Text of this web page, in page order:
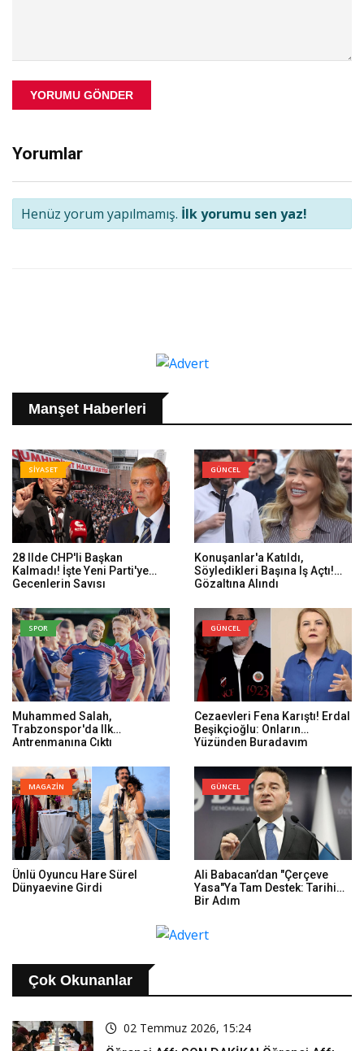
YORUMU GÖNDER
Yorumlar
Henüz yorum yapılmamış. İlk yorumu sen yaz!
Manşet Haberleri
SİYASET
28 Ilde CHP'li Başkan
Kalmadı! İşte Yeni Parti'ye
Geçenlerin Sayısı
GÜNCEL
Konuşanlar'a Katıldı,
Söyledikleri Başına Iş Açtı!
Gözaltına Alındı
SPOR
Muhammed Salah,
Trabzonspor'da Ilk
Antrenmanına Çıktı
GÜNCEL
Cezaevleri Fena Karıştı! Erdal
Beşikçioğlu: Onların
Yüzünden Buradayım
MAGAZİN
Ünlü Oyuncu Hare Sürel
Dünyaevine Girdi
GÜNCEL
Ali Babacan’dan "Çerçeve
Yasa"ya Tam Destek: Tarihi
Bir Adım
Çok Okunanlar
02 Temmuz 2026, 15:24